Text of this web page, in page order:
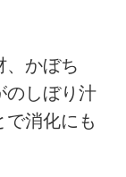
、かぼち
のしぼり汁
で消化にも